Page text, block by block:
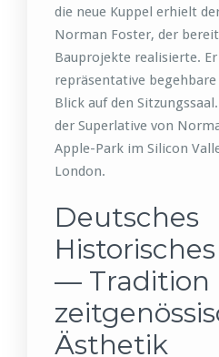
die neue Kuppel erhielt
Norman Foster, der
Bauprojekte realisierte.
repräsentative
Blick auf den
der Superlative von
Apple-Park im Silicon
London.
Deutsches
— Tradition
Ästhetik